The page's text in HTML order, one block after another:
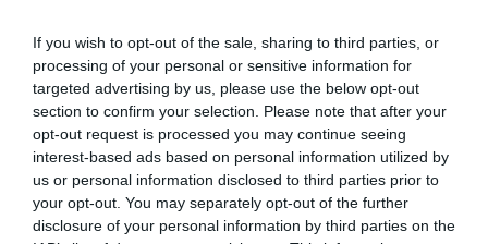
If you wish to opt-out of the sale, sharing to third parties, or
processing of your personal or sensitive information for
targeted advertising by us, please use the below opt-out
section to confirm your selection. Please note that after your
opt-out request is processed you may continue seeing
interest-based ads based on personal information utilized by
us or personal information disclosed to third parties prior to
your opt-out. You may separately opt-out of the further
disclosure of your personal information by third parties on the